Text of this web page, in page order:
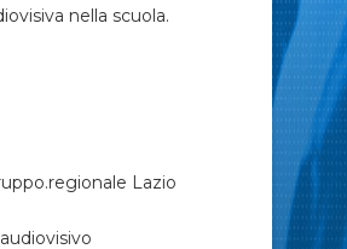
nella scuola.
Lazio